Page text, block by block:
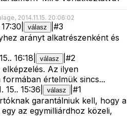
2014.11.15. 20:06:02
17:30 válasz #3
arányt alkatrészenként és
. 16:18 válasz #2
Az ilyen
értelmük sincs...
15.. 15:36 válasz #1
garantálniuk kell, hogy a
az egymilliárdhoz közeli,